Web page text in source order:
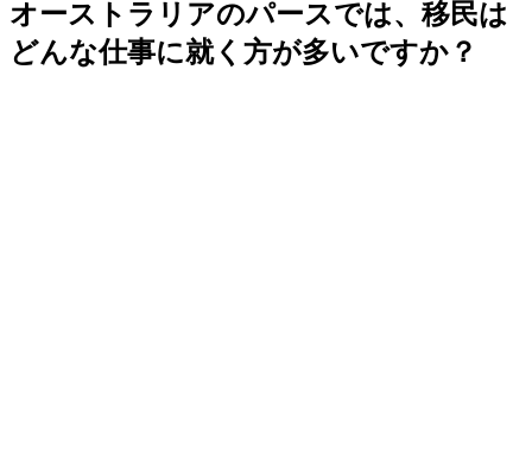
オーストラリアのパースでは、移民は
どんな仕事に就く方が多いですか？